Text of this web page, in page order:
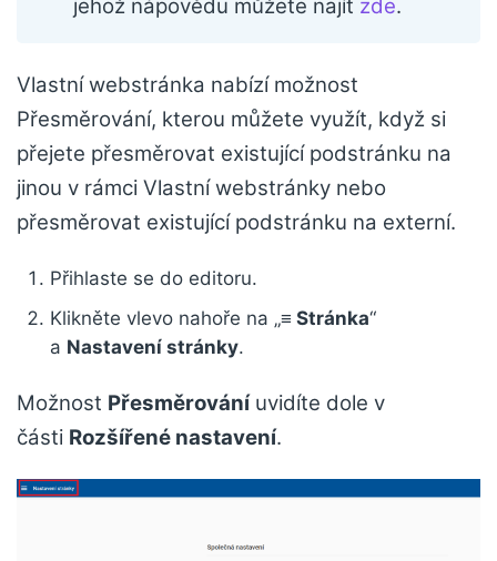
jehož nápovědu můžete najít zde.
Vlastní webstránka nabízí možnost
Přesměrování, kterou můžete využít, když si
přejete přesměrovat existující podstránku na
jinou v rámci Vlastní webstránky nebo
přesměrovat existující podstránku na externí.
Přihlaste se do editoru.
Klikněte vlevo nahoře na „≡ Stránka“
a Nastavení stránky.
Možnost Přesměrováníuvidíte dole v
části Rozšířené nastavení.